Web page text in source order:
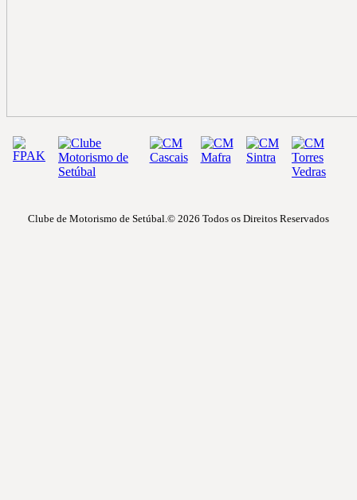
Clube de Motorismo de Setúbal.© 2026 Todos os Direitos Reservados